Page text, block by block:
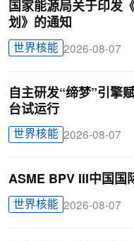
国家能源局关于印发
划》的通知
世界核能 2026-08-07
自主研发“缔梦”引擎
台试运行
世界核能 2026-08-07
ASME BPV III中国国
世界核能 2026-08-07